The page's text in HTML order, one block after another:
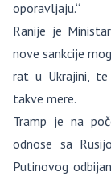
oporavljaju.“
Ranije je
nove sankcije
rat u Ukrajini, te
takve mere.
Tramp je na
odnose sa
Putinovog